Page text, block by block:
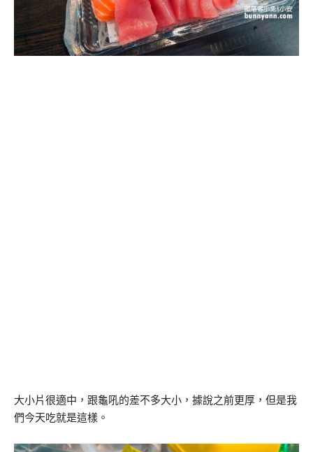
大小片很適中，跟龜吼的差不多大小，據說之前更厚，但是我
們今天吃就是這樣。